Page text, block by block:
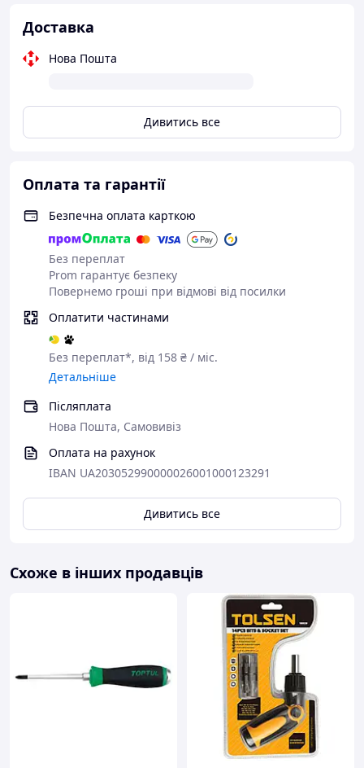
Доставка
Нова Пошта
Дивитись все
Оплата та гарантії
Безпечна оплата карткою
Без переплат
Prom гарантує безпеку
Повернемо гроші при відмові від посилки
Оплатити частинами
Без переплат*, від 158 ₴ / міс.
Детальніше
Післяплата
Нова Пошта, Самовивіз
Оплата на рахунок
IBAN UA203052990000026001000123291
Дивитись все
Схоже в інших продавців